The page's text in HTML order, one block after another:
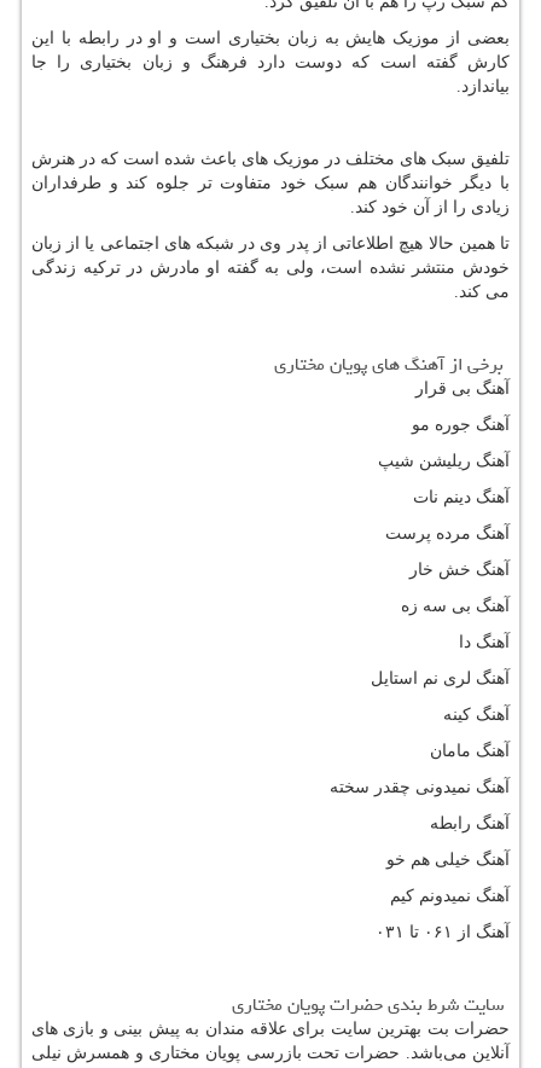
بعضی از موزیک هایش به زبان بختیاری است و او در رابطه با این
کارش گفته است که دوست دارد فرهنگ و زبان بختیاری را جا
بیاندازد.
تلفیق سبک های‌‌ مختلف در موزیک های‌‌ باعث شده است که در هنرش
با دیگر خوانندگان هم سبک خود متفاوت تر جلوه کند و طرفداران
زیادی را از آن خود کند.
تا همین حالا هیچ اطلاعاتی از پدر وی در شبکه های‌‌ اجتماعی یا از زبان
خودش منتشر نشده است، ولی به گفته او مادرش در ترکیه زندگی
می کند.
برخی از آهنگ های پویان مختاری
آهنگ بی قرار
آهنگ جوره مو
آهنگ ریلیشن شیپ
آهنگ دینم نات
آهنگ مرده پرست
آهنگ خش خار
آهنگ بی سه زه
آهنگ دا
آهنگ لری نم استایل
آهنگ کینه
آهنگ مامان
آهنگ نمیدونی چقدر سخته
آهنگ رابطه
آهنگ خیلی هم خو
آهنگ نمیدونم کیم
آهنگ از ۰۶۱ تا ۰۳۱
سایت شرط بندی حضرات پویان مختاری
حضرات بت بهترین سایت برای علاقه‌ مندان به پیش‌ بینی و بازی‌ های‌‌
آنلاین می‌باشد. حضرات تحت بازرسی پویان مختاری و همسرش نیلی